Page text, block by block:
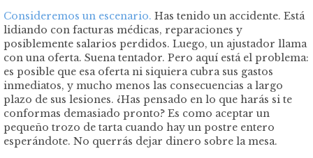
Consideremos un escenario. Has tenido un accidente. Está
lidiando con facturas médicas, reparaciones y
posiblemente salarios perdidos. Luego, un ajustador llama
con una oferta. Suena tentador. Pero aquí está el problema:
es posible que esa oferta ni siquiera cubra sus gastos
inmediatos, y mucho menos las consecuencias a largo
plazo de sus lesiones. ¿Has pensado en lo que harás si te
conformas demasiado pronto? Es como aceptar un
pequeño trozo de tarta cuando hay un postre entero
esperándote. No querrás dejar dinero sobre la mesa.